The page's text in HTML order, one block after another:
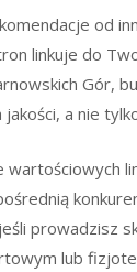
od
linkuje do
Gór,
a nie
prowadzisz
lub